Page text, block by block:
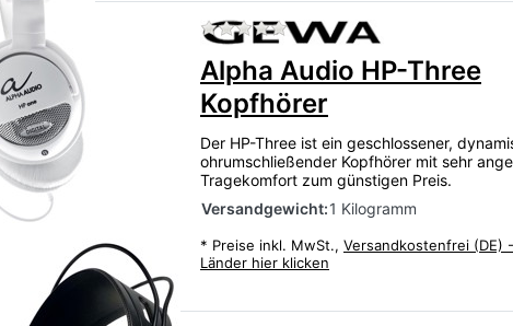
Zu diesem Produkt liegen
Alpha Audio HP-Three
Kopfhörer
Der HP-Three ist ein geschlossener,
ohrumschließender Kopfhörer mit sehr
Tragekomfort zum günstigen Preis.
Versandgewicht:1 Kilogramm
* Preise inkl. MwSt., Versandkostenfrei (DE)
Länder hier klicken